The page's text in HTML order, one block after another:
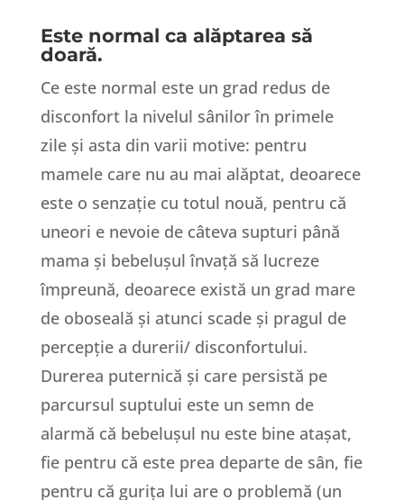
Este normal ca alăptarea să
doară.
Ce este normal este un grad redus de
disconfort la nivelul sânilor în primele
zile și asta din varii motive: pentru
mamele care nu au mai alăptat, deoarece
este o senzație cu totul nouă, pentru că
uneori e nevoie de câteva supturi până
mama și bebelușul învață să lucreze
împreună, deoarece există un grad mare
de oboseală și atunci scade și pragul de
percepție a durerii/ disconfortului.
Durerea puternică și care persistă pe
parcursul suptului este un semn de
alarmă că bebelușul nu este bine atașat,
fie pentru că este prea departe de sân, fie
pentru că gurița lui are o problemă (un